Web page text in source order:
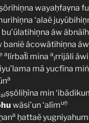
wayaḥfaṿna
‘alaë
áw
ácowätihiṇna
alírbaẗi mina a
lrrijāli áwi
mā yucfīna
a
alṣṣöliḥīna min
wäsi’un ‘alīmuṇ
a ḥattaë